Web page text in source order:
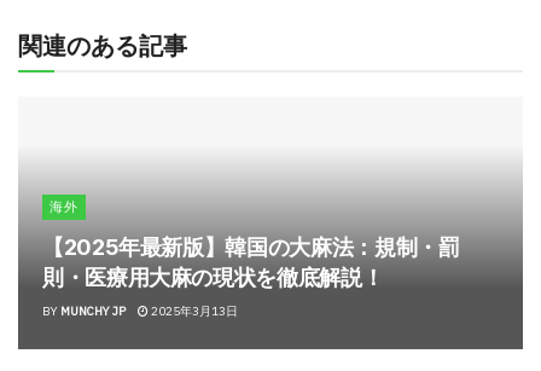
関連のある記事
海外
【2025年最新版】韓国の大麻法：規制・罰
則・医療用大麻の現状を徹底解説！
BY MUNCHY JP 2025年3月13日